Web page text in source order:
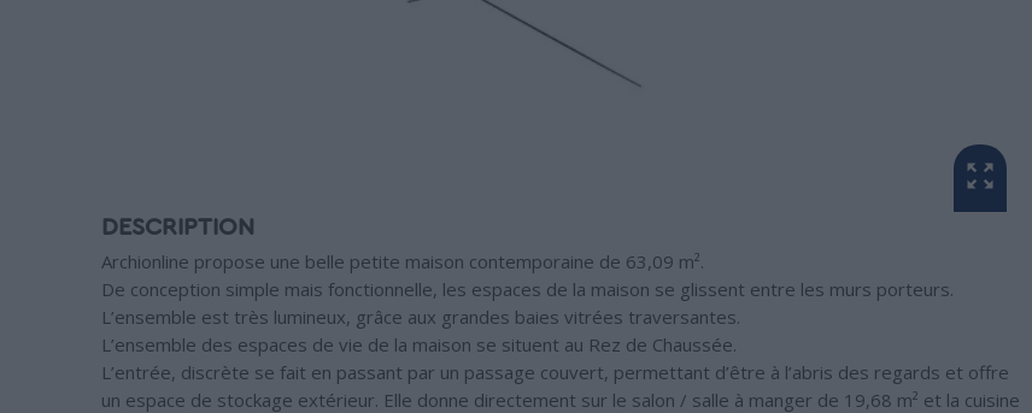
DESCRIPTION
Archionline propose une belle petite maison contemporaine de 63,09 m².
De conception simple mais fonctionnelle, les espaces de la maison se glissent entre les murs porteurs.
L’ensemble est très lumineux, grâce aux grandes baies vitrées traversantes.
L’ensemble des espaces de vie de la maison se situent au Rez de Chaussée.
L’entrée, discrète se fait en passant par un passage couvert, permettant d’être à l’abris des regards et offre
un espace de stockage extérieur. Elle donne directement sur le salon / salle à manger de 19,68 m² et la cuisine